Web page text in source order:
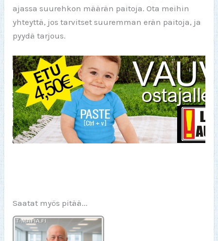
ajassa suurehkon määrän paitoja. Ota meihin
yhteyttä, jos tarvitset suuremman erän paitoja, ja
pyydä tarjous.
Saatat myös pitää...